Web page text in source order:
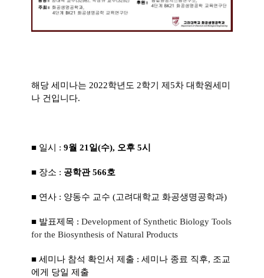
해당 세미나는 2022학년도 2학기 제5차 대학원세미
나 건입니다.
■ 일시 : 9월 21일(수), 오후 5시
■ 장소 : ​공학관 566호
■ 연사 : 양동수 교수 (고려대학교 화공생명공학과)
■ 발표제목 : Development of Synthetic Biology Tools
for the Biosynthesis of Natural Products
■ 세미나 참석 확인서 제출 : 세미나 종료 직후, 조교
에게 당일 제출